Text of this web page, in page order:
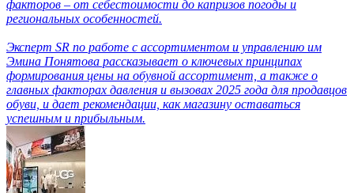
факторов – от себестоимости до капризов погоды и
региональных особенностей.
Эксперт SR по работе с ассортиментом и управлению им
Эмина Понятова рассказывает о ключевых принципах
формирования цены на обувной ассортимент, а также о
главных факторах давления и вызовах 2025 года для продавцов
обуви, и дает рекомендации, как магазину оставаться
успешным и прибыльным.